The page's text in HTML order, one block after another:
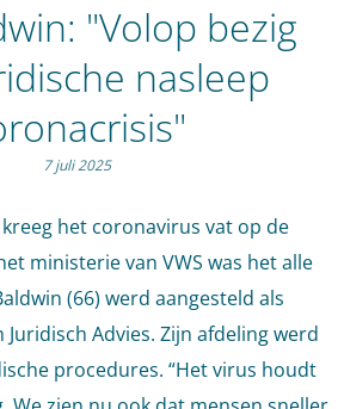
"Volop bezig
nasleep
7 juli 2025
het coronavirus vat op de
ministerie van VWS was het alle
(66) werd aangesteld als
Advies. Zijn afdeling werd
procedures. “Het virus houdt